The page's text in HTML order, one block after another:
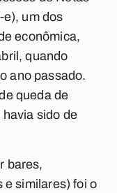
um dos
econômica,
quando
ano passado.
queda de
sido de
bares,
e similares) foi o